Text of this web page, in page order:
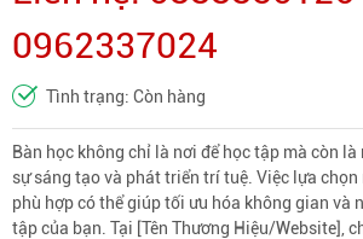
0962337024
Tình trạng: Còn hàng
Bàn học không chỉ là nơi để học tập mà còn
sự sáng tạo và phát triển trí tuệ. Việc lựa
phù hợp có thể giúp tối ưu hóa không gian và
tập của bạn. Tại [Tên Thương Hiệu/Website],